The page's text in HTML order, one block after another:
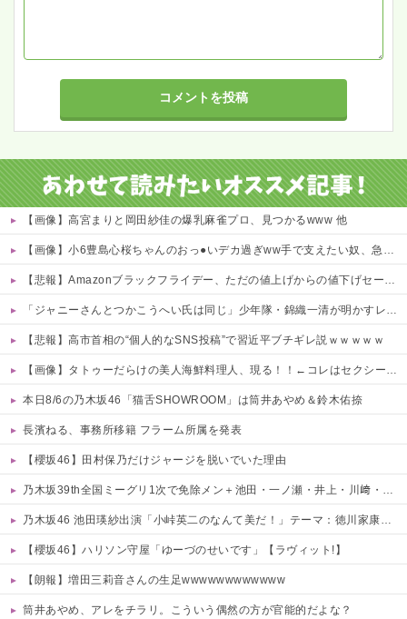
【画像】高宮まりと岡田紗佳の爆乳麻雀プロ、見つかるwww 他
【画像】小6豊島心桜ちゃんのおっ●いデカ過ぎww手で支えたい奴、急げｗｗｗｗ 他
【悲報】Amazonブラックフライデー、ただの値上げからの値下げセールだったｗｗｗ 他
「ジャニーさんとつかこうへい氏は同じ」少年隊・錦織一清が明かすレジェンドの共通点と我流の演出論
【悲報】高市首相の“個人的なSNS投稿”で習近平ブチギレ説ｗｗｗｗｗ
【画像】タトゥーだらけの美人海鮮料理人、現る！！←コレはセクシー過ぎてワイらにブッ刺さりまくりw w w w w w w w w
本日8/6の乃木坂46「猫舌SHOWROOM」は筒井あやめ＆鈴木佑捺
長濱ねる、事務所移籍 フラーム所属を発表
【櫻坂46】田村保乃だけジャージを脱いでいた理由
乃木坂39th全国ミーグリ1次で免除メン＋池田・一ノ瀬・井上・川﨑・菅原・中西が全完売
乃木坂46 池田瑛紗出演「小峠英二のなんて美だ！」テーマ：徳川家康【2025.8.5 24:00〜 TOKYO MX】
【櫻坂46】ハリソン守屋「ゆーづのせいです」【ラヴィット!】
【朗報】増田三莉音さんの生足wwwwwwwwwwww
筒井あやめ、アレをチラリ。こういう偶然の方が官能的だよな？